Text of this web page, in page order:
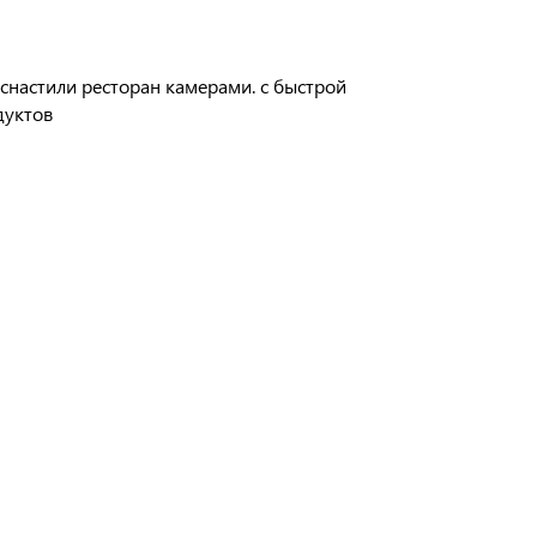
ресторан камерами. с быстрой